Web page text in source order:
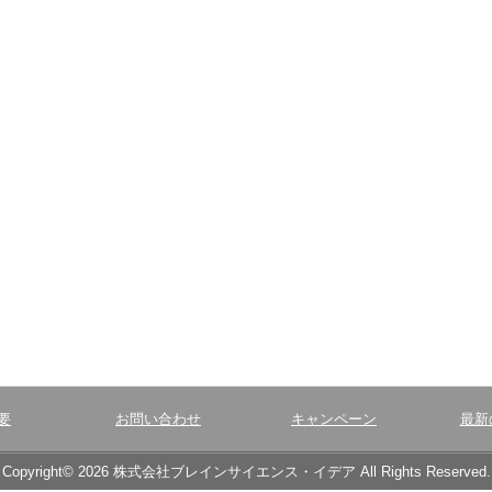
お問い合わせ キャンペーン 最新
Copyright© 2026 株式会社ブレインサイエンス・イデア All Rights Reserved.